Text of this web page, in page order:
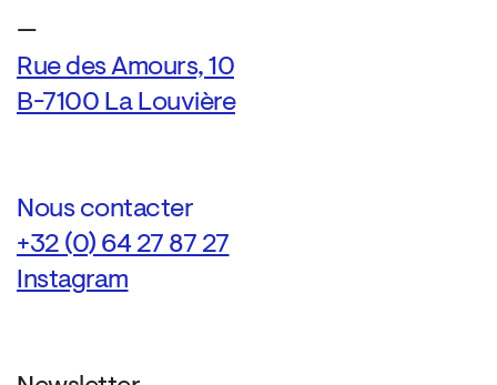
—
Rue des Amours, 10
B-7100 La Louvière
Nous contacter
+32 (0) 64 27 87 27
Instagram